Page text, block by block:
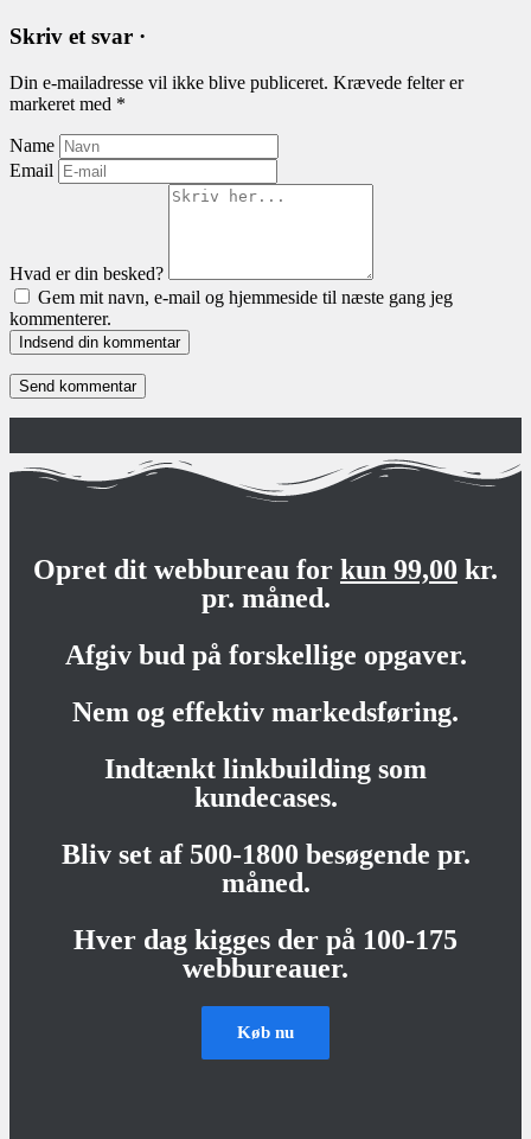
Skriv et svar ·
Din e-mailadresse vil ikke blive publiceret. Krævede felter er
markeret med *
Name
Email
Hvad er din besked?
Gem mit navn, e-mail og hjemmeside til næste gang jeg
kommenterer.
Indsend din kommentar
Opret dit webbureau for kun 99,00 kr.
pr. måned.
Afgiv bud på forskellige opgaver.
Nem og effektiv markedsføring.
Indtænkt linkbuilding som
kundecases.
Bliv set af 500-1800 besøgende pr.
måned.
Hver dag kigges der på 100-175
webbureauer.
Køb nu